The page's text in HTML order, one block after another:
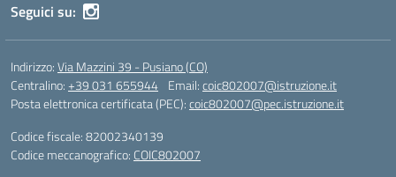
Seguici su:
Indirizzo:Via Mazzini 39 - Pusiano (CO)
Centralino:+39 031 655944 Email:coic802007@istruzione.it
Posta elettronica certificata (PEC):coic802007@pec.istruzione.it
Codice fiscale: 82002340139
Codice meccanografico: COIC802007